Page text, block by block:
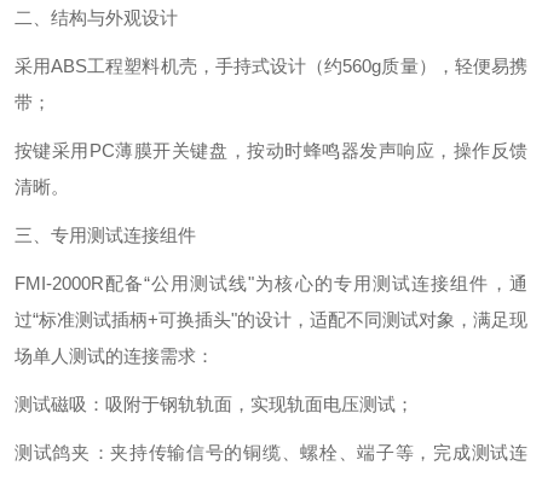
二、结构与外观设计
采用‌ABS工程塑料机壳‌，手持式设计（约560g质量），轻便易携
带；
按键采用‌PC薄膜开关键盘‌，按动时蜂鸣器发声响应，操作反馈
清晰。
三、专用测试连接组件
FMI-2000R配备‌“公用测试线"为核心的专用测试连接组件‌，通
过“标准测试插柄+可换插头"的设计，适配不同测试对象，满足现
场单人测试的连接需求：
测试磁吸‌：吸附于钢轨轨面，实现轨面电压测试；
测试鸽夹‌：夹持传输信号的铜缆、螺栓、端子等，完成测试连